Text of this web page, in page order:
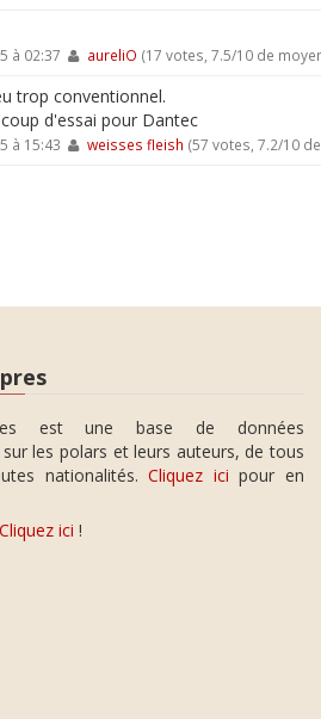
à 02:37 aureliO (17 votes, 7.5/10 de
trop conventionnel.
d'essai pour Dantec
à 15:43 weisses fleish (57 votes, 7.2/10
est une base de données
les polars et leurs auteurs, de tous
nationalités.Cliquez ici pour en
Cliquez ici !